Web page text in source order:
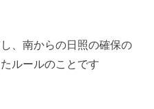
、南からの日照の確保の
ルールのことです